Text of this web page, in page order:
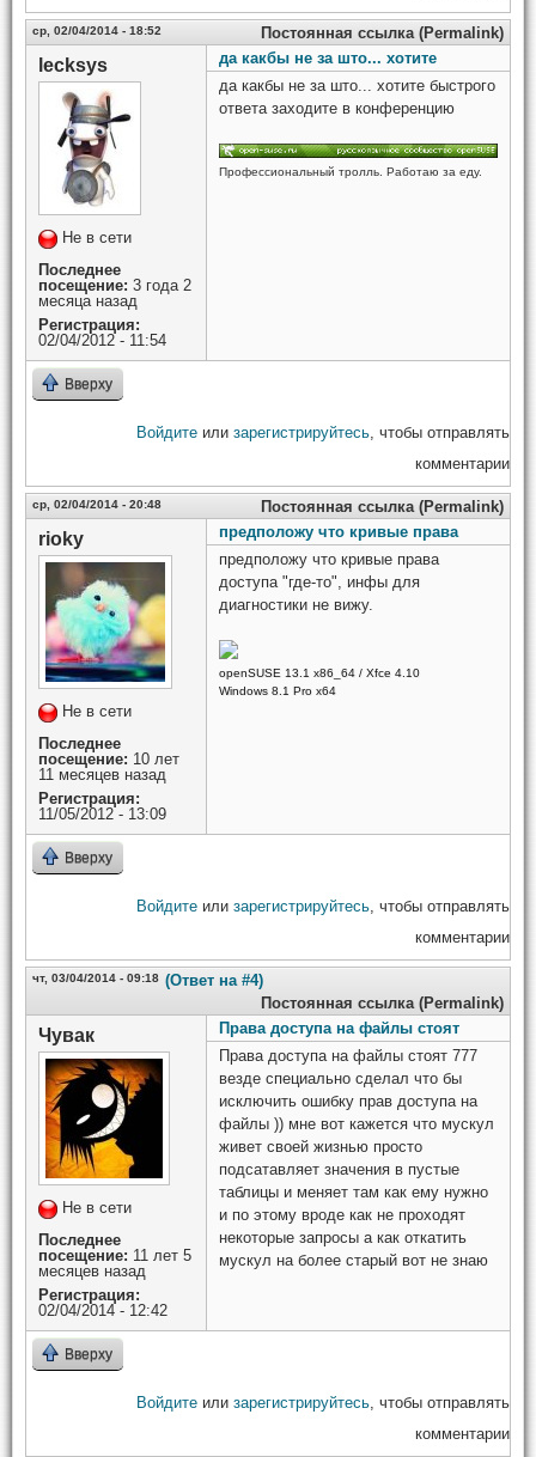
ср, 02/04/2014 - 18:52 Постоянная ссылка (Permalink)
lecksys
Не в сети
Последнее
посещение: 3 года 2
месяца назад
Регистрация:
02/04/2012 - 11:54
да какбы не за што... хотите
да какбы не за што... хотите быстрого
ответа заходите в конференцию
Профессиональный тролль. Работаю за еду.
Вверху
Войдите или зарегистрируйтесь, чтобы отправлять
комментарии
ср, 02/04/2014 - 20:48 Постоянная ссылка (Permalink)
rioky
Не в сети
Последнее
посещение: 10 лет
11 месяцев назад
Регистрация:
11/05/2012 - 13:09
предположу что кривые права
предположу что кривые права
доступа "где-то", инфы для
диагностики не вижу.
openSUSE 13.1 x86_64 / Xfce 4.10
Windows 8.1 Pro x64
Вверху
Войдите или зарегистрируйтесь, чтобы отправлять
комментарии
чт, 03/04/2014 - 09:18 (Ответ на #4)
Постоянная ссылка (Permalink)
Чувак
Не в сети
Последнее
посещение: 11 лет 5
месяцев назад
Регистрация:
02/04/2014 - 12:42
Права доступа на файлы стоят
Права доступа на файлы стоят 777
везде специально сделал что бы
исключить ошибку прав доступа на
файлы )) мне вот кажется что мускул
живет своей жизнью просто
подсатавляет значения в пустые
таблицы и меняет там как ему нужно
и по этому вроде как не проходят
некоторые запросы а как откатить
мускул на более старый вот не знаю
Вверху
Войдите или зарегистрируйтесь, чтобы отправлять
комментарии